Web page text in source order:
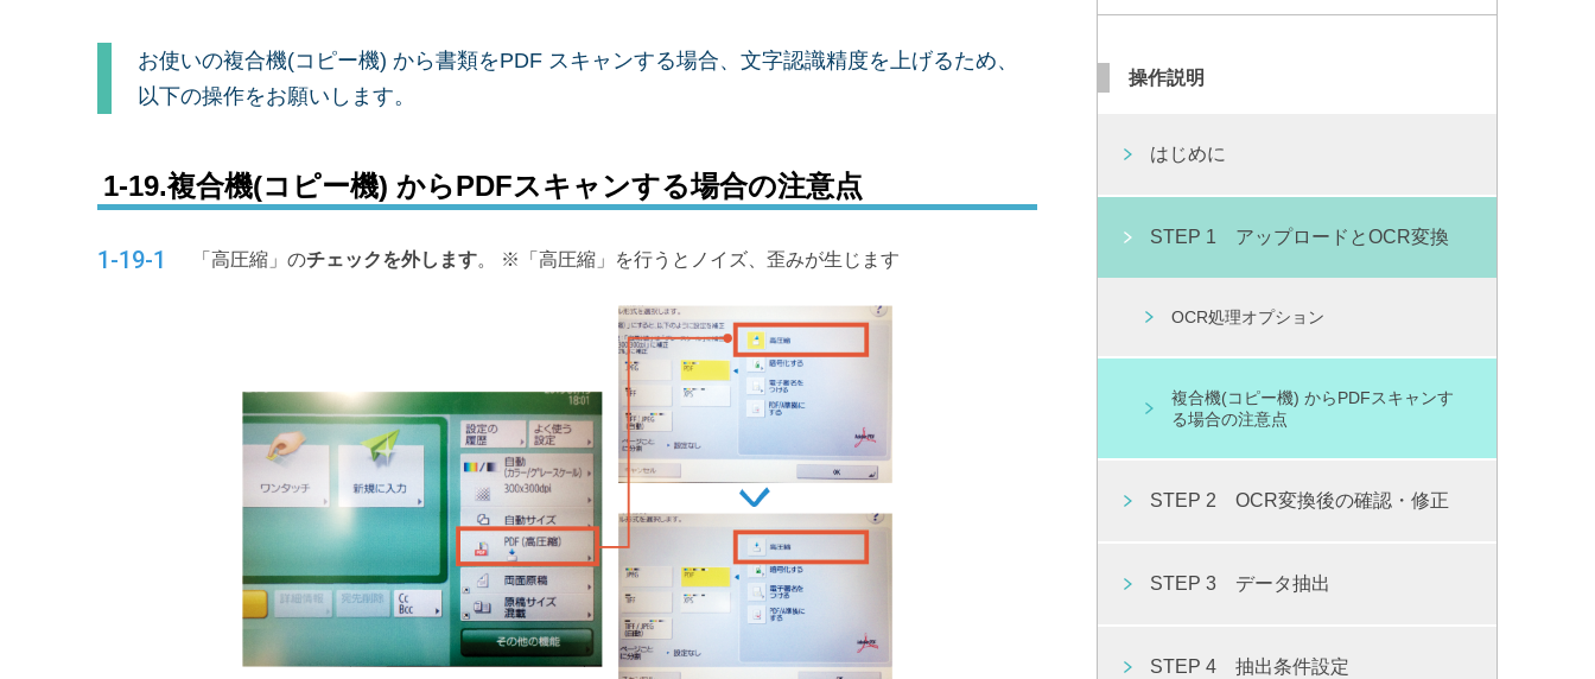
お使いの複合機(コピー機) から書類をPDF スキャンする場合、文字認識精度を上げるため、
以下の操作をお願いします。
1-19.複合機(コピー機) からPDFスキャンする場合の注意点
1-19-1 「高圧縮」のチェックを外します。 ※「高圧縮」を行うとノイズ、歪みが生じます
操作説明
はじめに
STEP 1 アップロードとOCR変換
OCR処理オプション
複合機(コピー機) からPDFスキャンす
る場合の注意点
STEP 2 OCR変換後の確認・修正
STEP 3 データ抽出
STEP 4 抽出条件設定